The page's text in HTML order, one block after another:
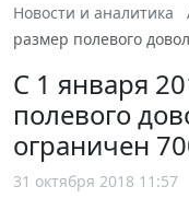
Новости и аналитика
размер полевого
С 1 января
полевого
ограничен
31 октября 2018 11:57